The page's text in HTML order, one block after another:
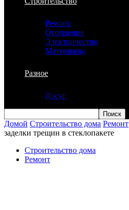
Ремонт
Отопление
Электричество
Материалы
Разное
Досуг
Домой Строительство дома Ремонт
заделки трещин в стеклопакете
Строительство дома
Ремонт